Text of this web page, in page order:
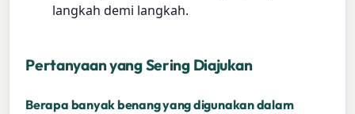
langkah demi langkah.
Pertanyaan yang Sering Diajukan
Berapa banyak benang yang digunakan dalam